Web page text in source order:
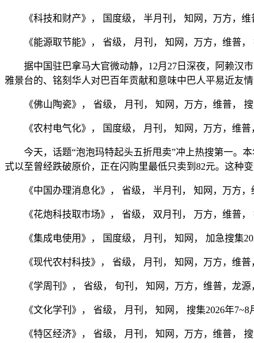
《科技和财产》， 国度级， 半月刊， 知网，万方，维
《能源取节能》， 省级， 月刊， 知网，万方，维普，
据中国驻巴拿马大官微动静，12月27日深夜，阿赖汉市
雅景台的、铭刻华人对巴百年贡献和意味中巴人平易近友
《佛山陶瓷》， 省级， 月刊， 知网，万方，维普， 搜
《农村电气化》， 国度级， 月刊， 知网，万方，维普
今天，话题“泡泡玛特起头五折甩卖”冲上热搜第一。本
式以至曾经跌破原价，正在闪购里最低只卖到82元。这种变
《中国办理消息化》， 省级， 半月刊， 知网，万方，
《花炮科技取市场》， 省级， 双月刊， 万方，维普，
《集成电使用》， 国度级， 月刊， 知网， 加急搜集
《现代农村科技》， 省级， 月刊， 知网，万方，维普
《学周刊》， 省级， 旬刊， 知网，万方，维普，龙源
《文化学刊》， 省级， 月刊， 知网， 搜集2026年7~8
《特区经济》， 省级， 月刊， 知网，万方，维普， 搜